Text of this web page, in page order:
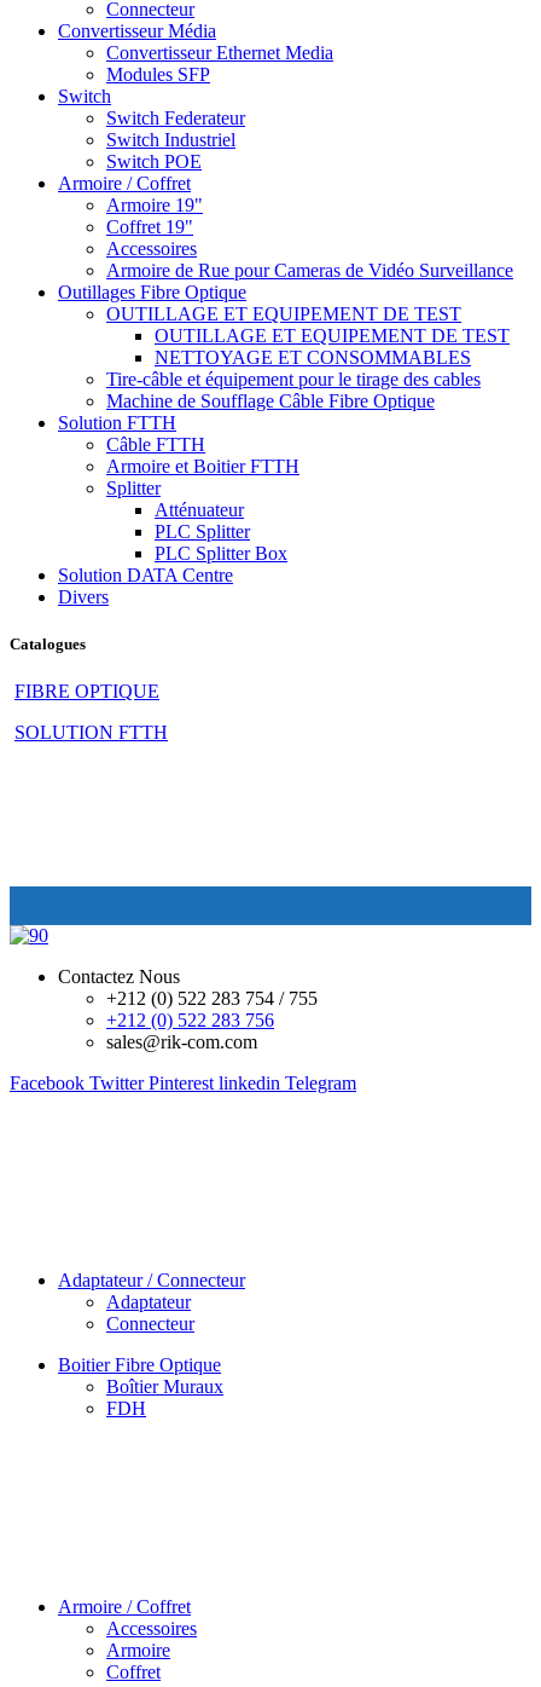
Connecteur
Convertisseur Média
Convertisseur Ethernet Media
Modules SFP
Switch
Switch Federateur
Switch Industriel
Switch POE
Armoire / Coffret
Armoire 19"
Coffret 19"
Accessoires
Armoire de Rue pour Cameras de Vidéo Surveillance
Outillages Fibre Optique
OUTILLAGE ET EQUIPEMENT DE TEST
OUTILLAGE ET EQUIPEMENT DE TEST
NETTOYAGE ET CONSOMMABLES
Tire-câble et équipement pour le tirage des cables
Machine de Soufflage Câble Fibre Optique
Solution FTTH
Câble FTTH
Armoire et Boitier FTTH
Splitter
Atténuateur
PLC Splitter
PLC Splitter Box
Solution DATA Centre
Divers
Catalogues
FIBRE OPTIQUE
SOLUTION FTTH
Contactez Nous
+212 (0) 522 283 754 / 755
+212 (0) 522 283 756
sales@rik-com.com
Facebook Twitter Pinterest linkedin Telegram
Adaptateur / Connecteur
Adaptateur
Connecteur
Boitier Fibre Optique
Boîtier Muraux
FDH
Armoire / Coffret
Accessoires
Armoire
Coffret